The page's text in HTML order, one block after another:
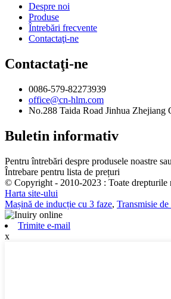
Despre noi
Produse
Întrebări frecvente
Contactaţi-ne
Contactaţi-ne
0086-579-82273939
office@cn-hlm.com
No.288 Taida Road Jinhua Zhejiang
Buletin informativ
Pentru întrebări despre produsele noastre
Întrebare pentru lista de prețuri
© Copyright - 2010-2023 : Toate drepturile
Harta site-ului
Mașină de inducție cu 3 faze, Transmisie
Trimite e-mail
x